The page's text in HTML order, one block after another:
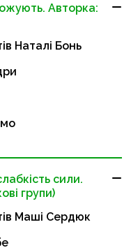
Авторка:
Наталі Бонь
сили.
групи)
Маші Сердюк